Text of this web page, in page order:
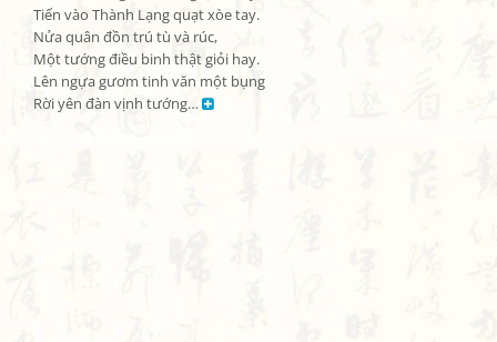
Tiến vào Thành Lạng quạt xòe tay.
Nửa quân đồn trú tù và rúc,
Một tướng điều binh thật giỏi hay.
Lên ngựa gươm tinh văn một bụng
Rời yên đàn vịnh tướng…